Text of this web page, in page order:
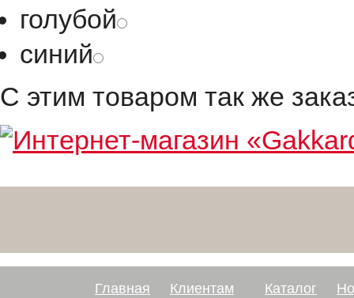
голубой
синий
С этим товаром так же
Главная Клиентам Каталог